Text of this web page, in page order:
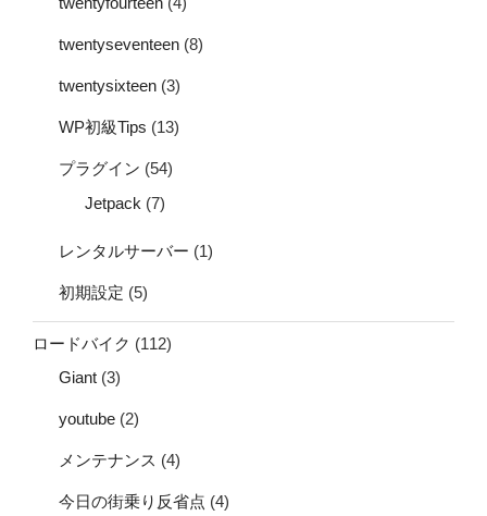
twentyseventeen (8)
twentysixteen (3)
WP初級Tips (13)
プラグイン (54)
Jetpack (7)
レンタルサーバー (1)
初期設定 (5)
ロードバイク (112)
Giant (3)
youtube (2)
メンテナンス (4)
今日の街乗り反省点 (4)